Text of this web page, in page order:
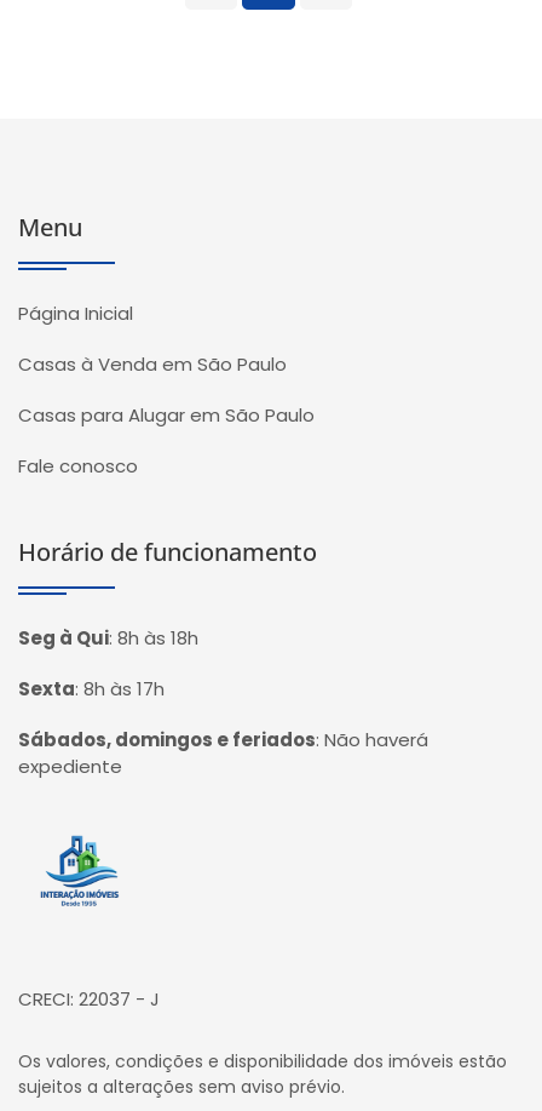
Menu
Página Inicial
Casas à Venda em São Paulo
Casas para Alugar em São Paulo
Fale conosco
Horário de funcionamento
Seg à Qui: 8h às 18h
Sexta: 8h às 17h
Sábados, domingos e feriados: Não haverá
expediente
Página inicial
CRECI: 22037 - J
Os valores, condições e disponibilidade dos imóveis estão
sujeitos a alterações sem aviso prévio.